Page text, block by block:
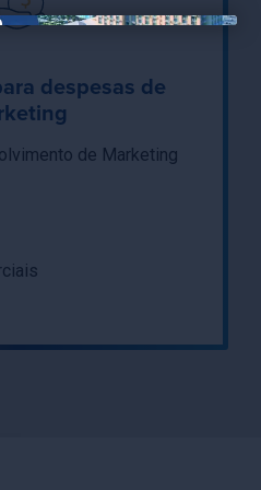
despesas de
de Marketing